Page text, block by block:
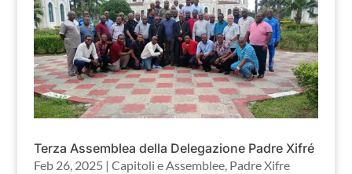
Terza Assemblea della Delegazione Padre Xifré
Feb 26, 2025 | Capitoli e Assemblee, Padre Xifre